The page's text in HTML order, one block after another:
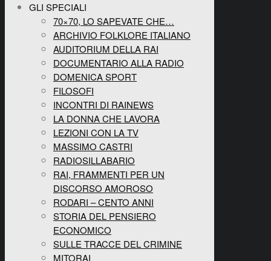
GLI SPECIALI
70×70, LO SAPEVATE CHE…
ARCHIVIO FOLKLORE ITALIANO
AUDITORIUM DELLA RAI
DOCUMENTARIO ALLA RADIO
DOMENICA SPORT
FILOSOFI
INCONTRI DI RAINEWS
LA DONNA CHE LAVORA
LEZIONI CON LA TV
MASSIMO CASTRI
RADIOSILLABARIO
RAI, FRAMMENTI PER UN
DISCORSO AMOROSO
RODARI – CENTO ANNI
STORIA DEL PENSIERO
ECONOMICO
SULLE TRACCE DEL CRIMINE
MITORAI